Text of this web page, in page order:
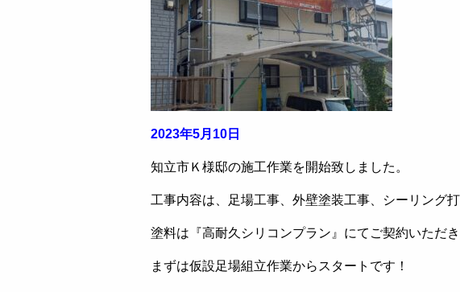
2023年5月10日
知立市Ｋ様邸の施工作業を開始致しました。
工事内容は、足場工事、外壁塗装工事、シーリング
塗料は『高耐久シリコンプラン』にてご契約いただき
まずは仮設足場組立作業からスタートです！